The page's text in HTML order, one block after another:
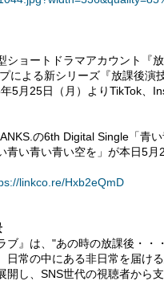
ショートドラマアカウント『
による新シリーズ『放課後
5月25日（月）よりTikTok、
の6th Digital Single「青
青い青い青い空を」が本日5
linkco.re/Hxb2eQmD
ブ』は、"あの時の放課後・
日常の中にある非日常を届け
開し、SNS世代の視聴者から